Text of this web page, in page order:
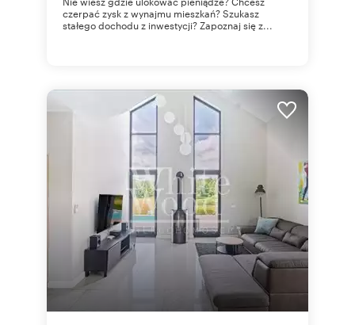
czerpać zysk z wynajmu mieszkań? Szukasz
stałego dochodu z inwestycji? Zapoznaj się z...